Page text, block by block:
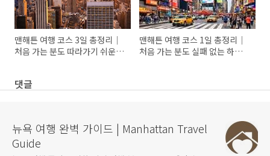
맨해튼 여행 코스 3일 총정리｜
처음 가는 분도 따라가기 쉬운 3
맨해튼 여행 코스 1일 총정리｜
처음 가는 분도 실패 없는 하루
댓글
뉴욕 여행 완벽 가이드 | Manhattan Travel
Guide